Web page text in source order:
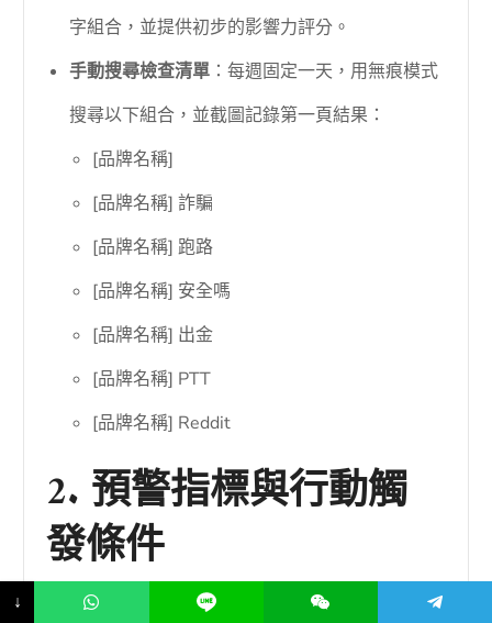
字組合，並提供初步的影響力評分。
手動搜尋檢查清單 ：每週固定一天，用無痕模式
搜尋以下組合，並截圖記錄第一頁結果：
[品牌名稱]
[品牌名稱] 詐騙
[品牌名稱] 跑路
[品牌名稱] 安全嗎
[品牌名稱] 出金
[品牌名稱] PTT
[品牌名稱] Reddit
2. 預警指標與行動觸
發條件
不是每一篇負面農場文章都需要立刻反應。過度反
↓